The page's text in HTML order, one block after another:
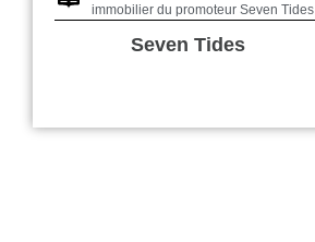
immobilier du promoteur Seven Tides
Seven Tides